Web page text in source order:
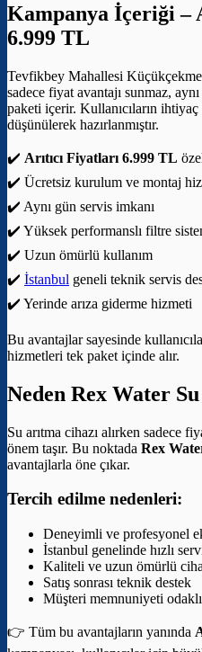
Kampanya İçeriği –
6.999 TL
Tevfikbey Mahallesi
sadece fiyat avantajı sunmaz,
paketi içerir. Kullanıcıların
düşünülerek hazırlanmıştır.
✔️ Arıtıcı Fiyatları 6.999 TL
✔️ Ücretsiz kurulum ve montaj
✔️ Aynı gün servis imkanı
✔️ Yüksek performanslı filtre
✔️ Uzun ömürlü kullanım
✔️ İstanbul geneli teknik servis
✔️ Yerinde arıza giderme hizmeti
Bu avantajlar sayesinde
hizmetleri tek paket içinde alır.
Neden Rex Water
Su arıtma cihazı alırken sadece
önem taşır. Bu noktada Rex
avantajlarla öne çıkar.
Tercih edilme nedenleri:
Deneyimli ve profesyonel
İstanbul genelinde hızlı
Kaliteli ve uzun ömürlü
Satış sonrası teknik destek
Müşteri memnuniyeti
👉 Tüm bu avantajların yanında